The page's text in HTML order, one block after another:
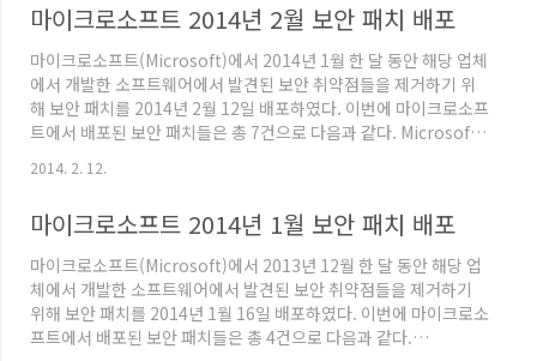
랜섬웨어 한글화 버전발견" 제목으로 기사화된 파일은 3.100 버전
에 해당하며, "온라인 커뮤니티의 광고배너를 통해 유포된 파일"은
3.200 버전에 해당한다. 3.100 버전 이후로는..
마이크로소프트 2014년 2월 보안 패치 배포
마이크로소프트(Microsoft)에서 2014년 1월 한 달 동안 해당 업체
에서 개발한 소프트웨어에서 발견된 보안 취약점들을 제거하기 위
해 보안 패치를 2014년 2월 12일 배포하였다. 이번에 마이크로소프
트에서 배포된 보안 패치들은 총 7건으로 다음과 같다. Microsoft
Services의 취약점으로 인한 정보 유출 문제점 (2916036)
로 인한 서비스 거부 문제점 (2904659) Microsoft Security
Bulletin MS14-007 - 긴급Direct2D의 취약점으로 인한 원격 코
드 실행 문제점 (29..
2014. 2. 12.
마이크로소프트 2014년 1월 보안 패치 배포
마이크로소프트(Microsoft)에서 2013년 12월 한 달 동안 해당 업
체에서 개발한 소프트웨어에서 발견된 보안 취약점들을 제거하기
위해 보안 패치를 2014년 1월 16일 배포하였다. 이번에 마이크로소
프트에서 배포된 보안 패치들은 총 4건으로 다음과 같다.